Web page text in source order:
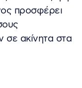
προσφέρει
σε ακίνητα στα